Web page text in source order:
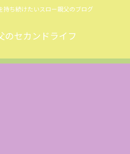
持ち続けたいスロー親父のブログ
のセカンドライフ